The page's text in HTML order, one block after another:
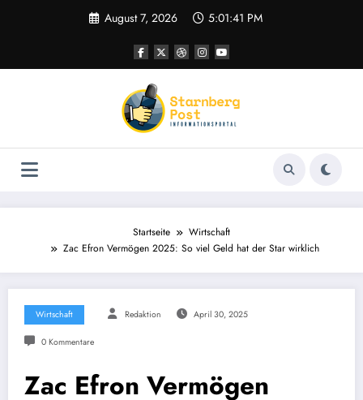
August 7, 2026 5:01:41 PM
Startseite
Wirtschaft
Zac Efron Vermögen 2025: So viel Geld hat der Star wirklich
Wirtschaft Redaktion April 30, 2025
0 Kommentare
Zac Efron Vermögen